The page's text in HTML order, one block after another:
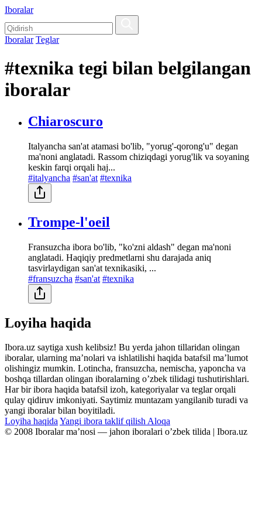
Iboralar
Iboralar Teglar
#texnika tegi bilan belgilangan
iboralar
Chiaroscuro
Italyancha san'at atamasi bo'lib, "yorug'-qorong'u" degan
ma'noni anglatadi. Rassom chiziqdagi yorug'lik va soyaning
keskin farqi orqali haj...
#italyancha #san'at #texnika
Trompe-l'oeil
Fransuzcha ibora bo'lib, "ko'zni aldash" degan ma'noni
anglatadi. Haqiqiy predmetlarni shu darajada aniq
tasvirlaydigan san'at texnikasiki, ...
#fransuzcha #san'at #texnika
Loyiha haqida
Ibora.uz saytiga xush kelibsiz! Bu yerda jahon tillaridan olingan
iboralar, ularning maʼnolari va ishlatilishi haqida batafsil maʼlumot
olishingiz mumkin. Lotincha, fransuzcha, nemischa, yaponcha va
boshqa tillardan olingan iboralarning oʼzbek tilidagi tushutirishlari.
Har bir ibora haqida batafsil izoh, kategoriyalar va teglar orqali
qulay qidiruv imkoniyati. Saytimiz muntazam yangilanib turadi va
yangi iboralar bilan boyitiladi.
Loyiha haqidaYangi ibora taklif qilishAloqa
© 2008 Iboralar maʼnosi — jahon iboralari oʼzbek tilida | Ibora.uz